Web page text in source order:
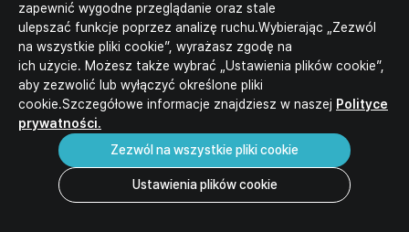
Bateria
Przyszłoś
ci
Badania
wstępne
Studium
technologii
przyszłości
zapewnić wygodne przeglądanie oraz stale
ulepszać funkcje poprzez analizę ruchu.Wybierając „Zezwól
na wszystkie pliki cookie”, wyrażasz zgodę na
ich użycie. Możesz także wybrać „Ustawienia plików cookie”,
aby zezwolić lub wyłączyć określone pliki
cookie.Szczegółowe informacje znajdziesz w naszej Polityce
prywatności.
Zezwól na wszystkie pliki cookie
Ustawienia plików cookie